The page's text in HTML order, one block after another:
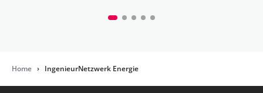
Home › IngenieurNetzwerk Energie